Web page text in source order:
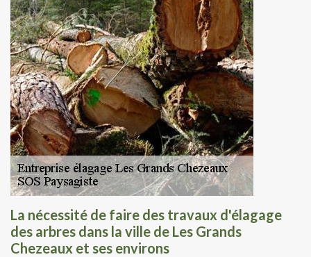
La nécessité de faire des travaux d'élagage
des arbres dans la ville de Les Grands
Chezeaux et ses environs